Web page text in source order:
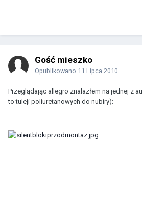
Gość mieszko
Opublikowano 11 Lipca 2010
Przeglądając allegro znalazłem na jednej z
to tuleji poliuretanowych do nubiry):